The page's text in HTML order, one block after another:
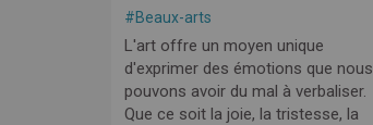
#Beaux-arts
L'art offre un moyen unique
d'exprimer des émotions que nous
pouvons avoir du mal à verbaliser.
Que ce soit la joie, la tristesse, la